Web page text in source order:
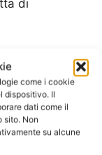
come i cookie
dispositivo. Il
dati come il
sito. Non
su alcune
di